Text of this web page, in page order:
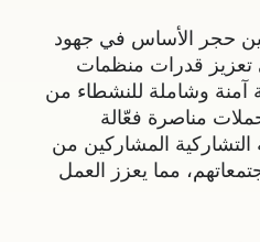
حجر الأساس في جهود
تعزيز قدرات منظمات
آمنة وشاملة للنشطاء من
مناصرة فعّالة
المشاركين من
مما يعزز العمل